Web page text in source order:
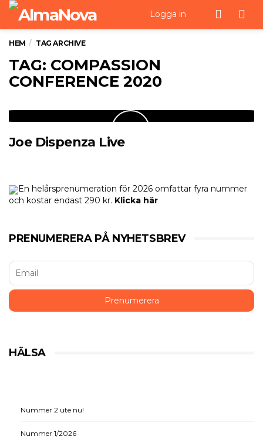
Logga in
HEM TAG ARCHIVE
TAG: COMPASSION
CONFERENCE 2020
Joe Dispenza Live
En helårsprenumeration för 2026 omfattar fyra nummer
och kostar endast 290 kr. Klicka här
PRENUMERERA PÅ NYHETSBREV
HÄLSA
Nummer 2 ute nu!
Nummer 1/2026